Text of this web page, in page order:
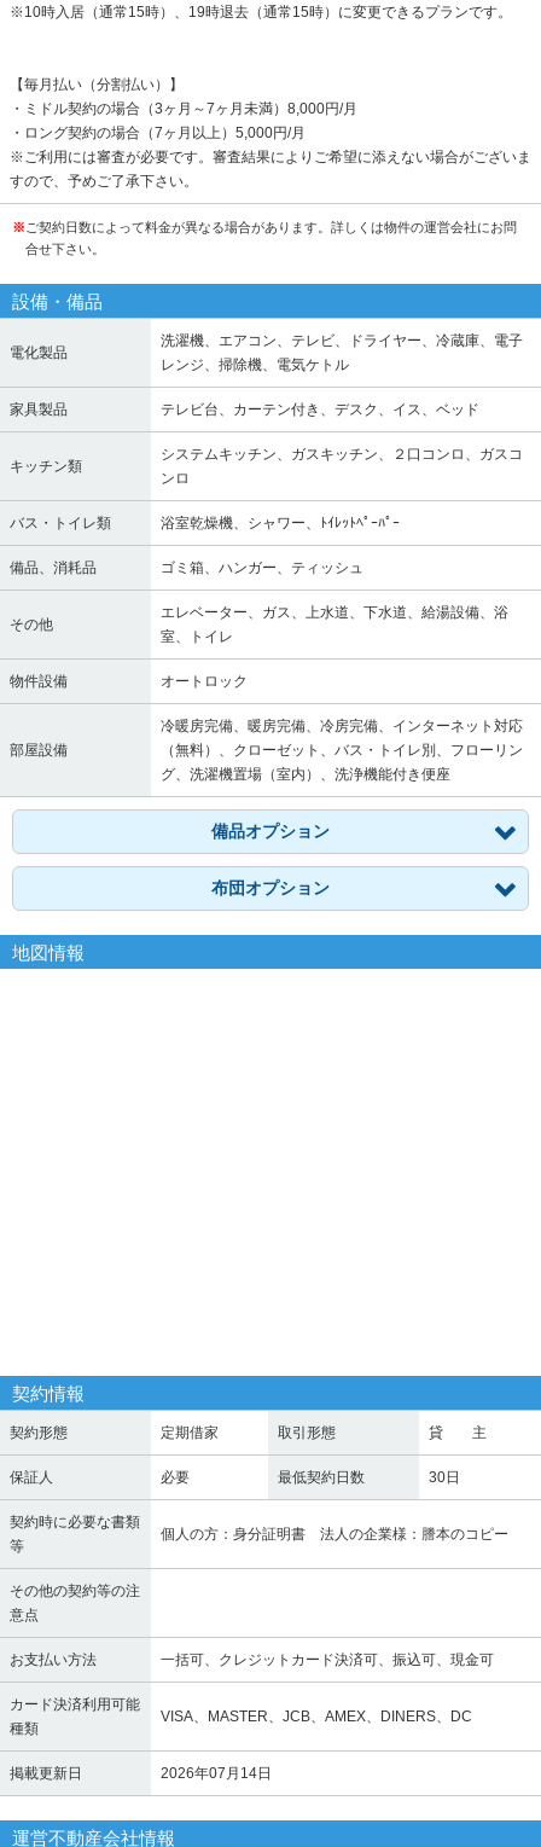
※10時入居（通常15時）、19時退去（通常15時）に変更できるプランです。
【毎月払い（分割払い）】
・ミドル契約の場合（3ヶ月～7ヶ月未満）8,000円/月
・ロング契約の場合（7ヶ月以上）5,000円/月
※ご利用には審査が必要です。審査結果によりご希望に添えない場合がございま
すので、予めご了承下さい。
※ ご契約日数によって料金が異なる場合があります。詳しくは物件の運営会社にお問
合せ下さい。
設備・備品
電化製品
洗濯機、エアコン、テレビ、ドライヤー、冷蔵庫、電子
レンジ、掃除機、電気ケトル
家具製品 テレビ台、カーテン付き、デスク、イス、ベッド
キッチン類
システムキッチン、ガスキッチン、２口コンロ、ガスコ
ンロ
バス・トイレ類 浴室乾燥機、シャワー、ﾄｲﾚｯﾄﾍﾟｰﾊﾟｰ
備品、消耗品 ゴミ箱、ハンガー、ティッシュ
その他
エレベーター、ガス、上水道、下水道、給湯設備、浴
室、トイレ
物件設備 オートロック
部屋設備
冷暖房完備、暖房完備、冷房完備、インターネット対応
（無料）、クローゼット、バス・トイレ別、フローリン
グ、洗濯機置場（室内）、洗浄機能付き便座
備品オプション
布団オプション
地図情報
契約情報
契約形態 定期借家 取引形態 貸 主
保証人 必要 最低契約日数 30日
契約時に必要な書類
等
個人の方：身分証明書 法人の企業様：謄本のコピー
その他の契約等の注
意点
お支払い方法 一括可、クレジットカード決済可、振込可、現金可
カード決済利用可能
種類
VISA、MASTER、JCB、AMEX、DINERS、DC
掲載更新日 2026年07月14日
運営不動産会社情報